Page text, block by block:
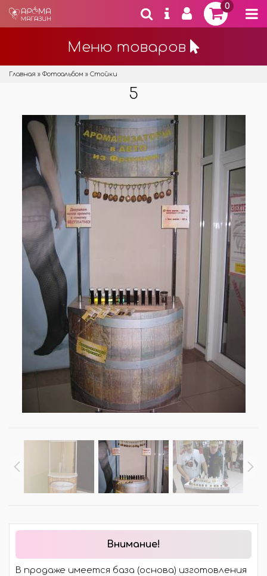
0
Меню товаров
Главная » Фотоальбом » Стойки
5
Внимание!
В продаже имеется база (основа) изготовления